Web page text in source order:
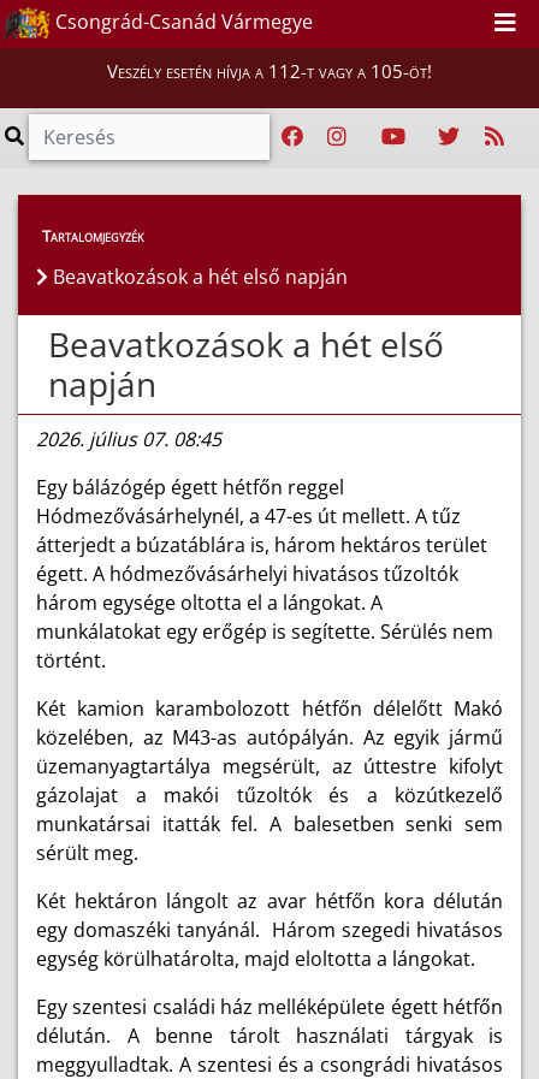
Csongrád-Csanád Vármegye
Veszély esetén hívja a 112-t vagy a 105-öt!
Híreink > Hírek
Tartalomjegyzék
Beavatkozások a hét első napján
Beavatkozások a hét első
napján
2026. július 07. 08:45
Egy bálázógép égett hétfőn reggel
Hódmezővásárhelynél, a 47-es út mellett. A tűz
átterjedt a búzatáblára is, három hektáros terület
égett. A hódmezővásárhelyi hivatásos tűzoltók
három egysége oltotta el a lángokat. A
munkálatokat egy erőgép is segítette. Sérülés nem
történt.
Két kamion karambolozott hétfőn délelőtt Makó
közelében, az M43-as autópályán. Az egyik jármű
üzemanyagtartálya megsérült, az úttestre kifolyt
gázolajat a makói tűzoltók és a közútkezelő
munkatársai itatták fel. A balesetben senki sem
sérült meg.
Két hektáron lángolt az avar hétfőn kora délután
egy domaszéki tanyánál. Három szegedi hivatásos
egység körülhatárolta, majd eloltotta a lángokat.
Egy szentesi családi ház melléképülete égett hétfőn
délután. A benne tárolt használati tárgyak is
meggyulladtak. A szentesi és a csongrádi hivatásos